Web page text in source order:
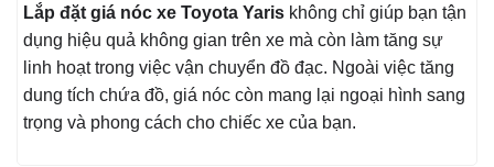
Lắp đặt giá nóc xe Toyota Yaris không chỉ giúp bạn tận
dụng hiệu quả không gian trên xe mà còn làm tăng sự
linh hoạt trong việc vận chuyển đồ đạc. Ngoài việc tăng
dung tích chứa đồ, giá nóc còn mang lại ngoại hình sang
trọng và phong cách cho chiếc xe của bạn.